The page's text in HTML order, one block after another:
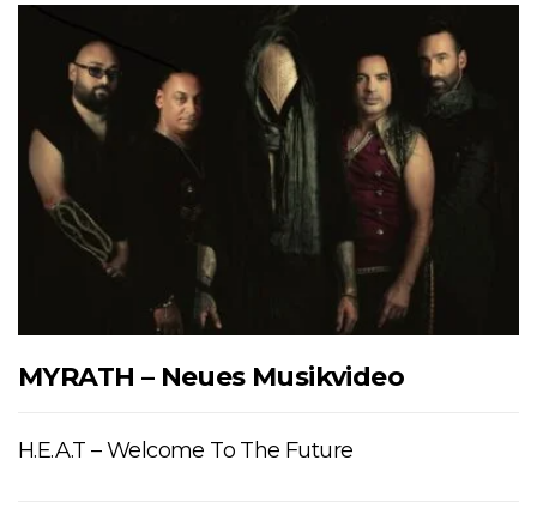
MYRATH – Neues Musikvideo
H.E.A.T – Welcome To The Future